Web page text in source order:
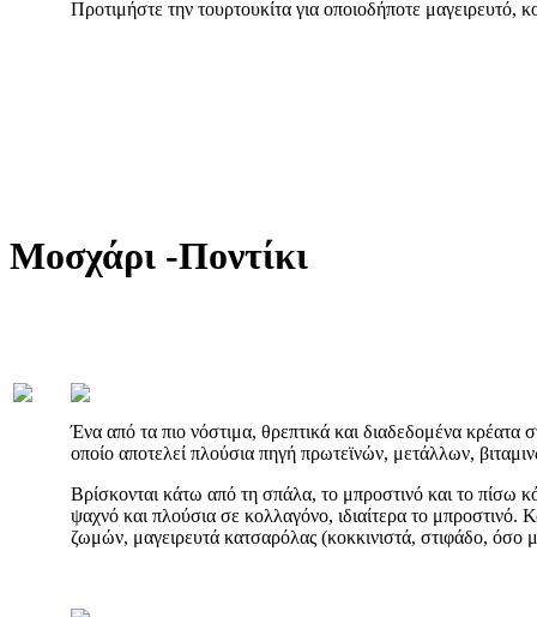
Προτιμήστε την τουρτουκίτα για οποιοδήποτε μαγειρευτό,
Μοσχάρι -Ποντίκι
Ένα από τα πιο νόστιμα, θρεπτικά και διαδεδομένα κρέατα
οποίο αποτελεί πλούσια πηγή πρωτεϊνών, μετάλλων,
Βρίσκονται κάτω από τη σπάλα, το μπροστινό και το πίσω
ψαχνό και πλούσια σε κολλαγόνο, ιδιαίτερα το
ζωμών, μαγειρευτά κατσαρόλας (κοκκινιστά, στιφάδο, όσο